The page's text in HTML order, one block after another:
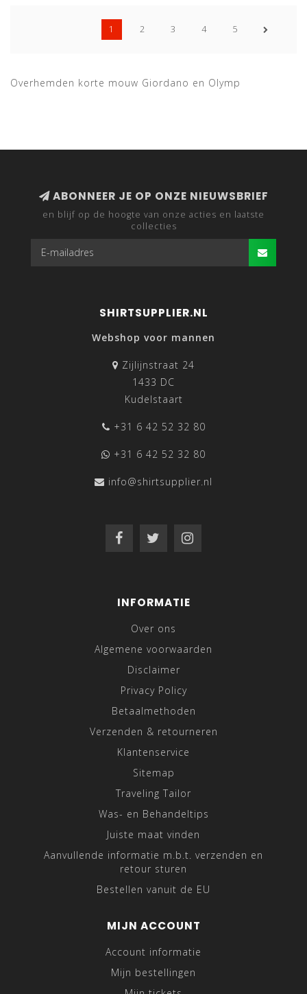
1 2 3 4 5
Overhemden korte mouw Giordano en Olymp
ABONNEER JE OP ONZE NIEUWSBRIEF
en blijf op de hoogte van onze acties en laatste
collecties
SHIRTSUPPLIER.NL
Webshop voor mannen
Zijlijnstraat 24
1433 DC
Kudelstaart
+31 6 42 52 32 80
+31 6 42 52 32 80
info@shirtsupplier.nl
INFORMATIE
Over ons
Algemene voorwaarden
Disclaimer
Privacy Policy
Betaalmethoden
Verzenden & retourneren
Klantenservice
Sitemap
Traveling Tailor
Was- en Behandeltips
Juiste maat vinden
Aanvullende informatie m.b.t. verzenden en
retour sturen
Bestellen vanuit de EU
MIJN ACCOUNT
Account informatie
Mijn bestellingen